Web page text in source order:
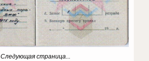
Следующая страница...